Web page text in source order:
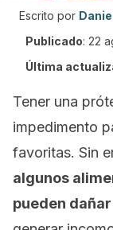
Escrito por
Publicado: 22
Última
Tener una
impedimento
favoritas. Sin
algunos
pueden